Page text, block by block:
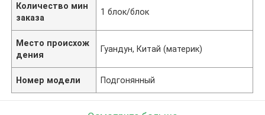
Количество мин
заказа
1 блок/блок
Место происхож
дения
Гуандун, Китай (материк)
Номер модели Подгонянный